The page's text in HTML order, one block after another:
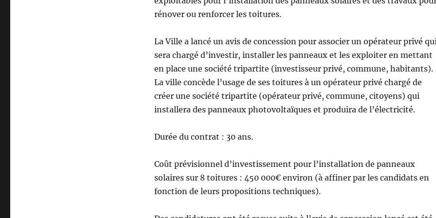
rénover ou renforcer les toitures.
La Ville a lancé un avis de concession pour associer un opérateur privé
sera chargé d’investir, installer les panneaux et les exploiter en mettant
en place une société tripartite (investisseur privé, commune, habitants).
La ville concède l’usage de ses toitures à un opérateur privé chargé de
créer une société tripartite (opérateur privé, commune, citoyens) qui
installera des panneaux photovoltaïques et produira de l’électricité.
Durée du contrat : 30 ans.
Coût prévisionnel d’investissement pour l’installation de panneaux
solaires sur 8 toitures : 450 000€ environ (à affiner par les candidats en
fonction de leurs propositions techniques).